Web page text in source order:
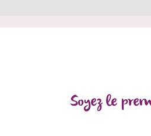
Soyez le